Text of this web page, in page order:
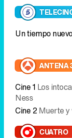
Un tiempo
ANTENA
Cine 1 Los
Ness
Cine 2Muerte y
CUATRO